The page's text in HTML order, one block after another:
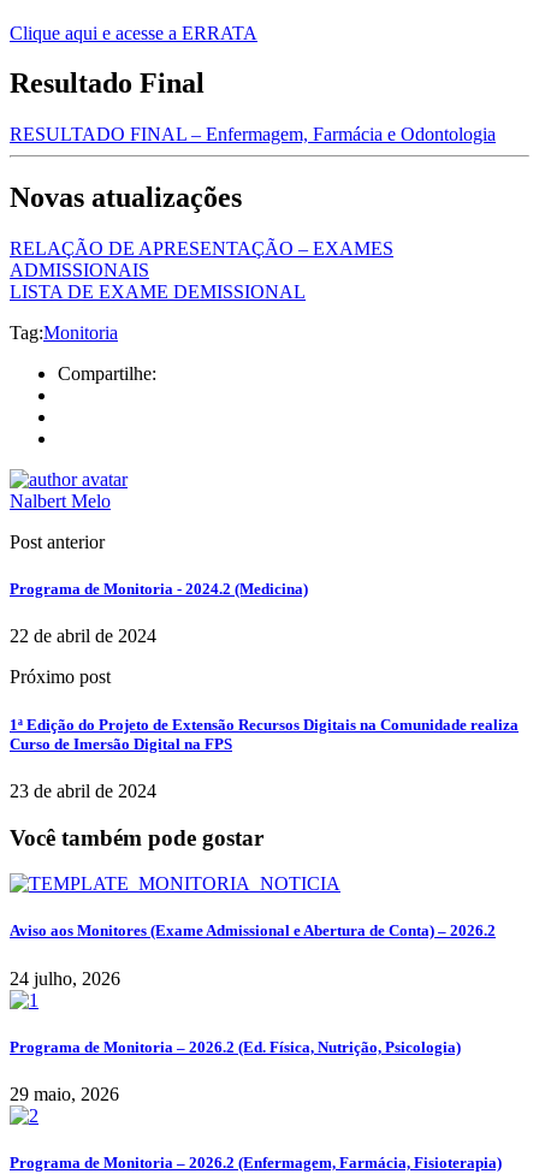
Clique aqui e acesse a ERRATA
Resultado Final
RESULTADO FINAL – Enfermagem, Farmácia e Odontologia
Novas atualizações
RELAÇÃO DE APRESENTAÇÃO – EXAMES
ADMISSIONAIS
LISTA DE EXAME DEMISSIONAL
Tag:Monitoria
Compartilhe:
Nalbert Melo
Post anterior
Programa de Monitoria - 2024.2 (Medicina)
22 de abril de 2024
Próximo post
1ª Edição do Projeto de Extensão Recursos Digitais na Comunidade realiza
Curso de Imersão Digital na FPS
23 de abril de 2024
Você também pode gostar
Aviso aos Monitores (Exame Admissional e Abertura de Conta) – 2026.2
24 julho, 2026
Programa de Monitoria – 2026.2 (Ed. Física, Nutrição, Psicologia)
29 maio, 2026
Programa de Monitoria – 2026.2 (Enfermagem, Farmácia, Fisioterapia)